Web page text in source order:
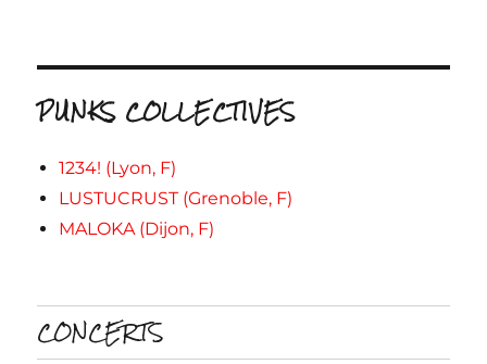
PUNKS COLLECTIVES
1234! (Lyon, F)
LUSTUCRUST (Grenoble, F)
MALOKA (Dijon, F)
CONCERTS